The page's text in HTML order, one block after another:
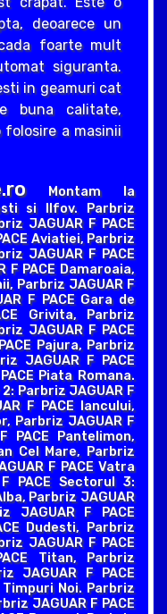
deoarece un
foarte mult
siguranta.
in geamuri cat
buna calitate,
a masinii
Montam la
si Ilfov. Parbriz
JAGUAR F PACE
Aviatiei, Parbriz
JAGUAR F PACE
F PACE Damaroaia,
Parbriz JAGUAR F
F PACE Gara de
Grivita, Parbriz
JAGUAR F PACE
Pajura, Parbriz
JAGUAR F PACE
Piata Romana.
Parbriz JAGUAR F
F PACE Iancului,
Parbriz JAGUAR F
PACE Pantelimon,
Cel Mare, Parbriz
F PACE Vatra
PACE Sectorul 3:
Parbriz JAGUAR
JAGUAR F PACE
Dudesti, Parbriz
JAGUAR F PACE
Titan, Parbriz
JAGUAR F PACE
Timpuri Noi. Parbriz
JAGUAR F PACE